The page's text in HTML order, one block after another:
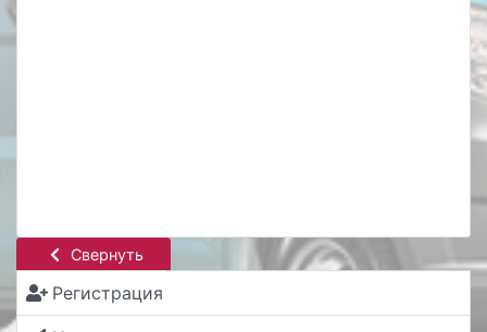
Свернуть
Регистрация